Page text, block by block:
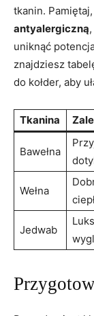
tkanin.
antyalergiczną
uniknąć
znajdziesz
do kołder, aby
Tkanina
Bawełna
Wełna
Jedwab